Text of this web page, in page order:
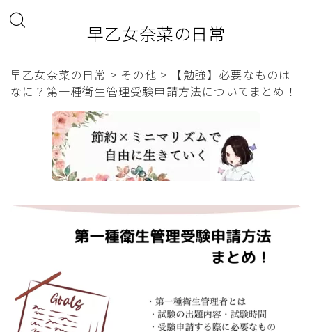
早乙女奈菜の日常
早乙女奈菜の日常 > その他 >
【勉強】必要なものは
なに？第一種衛生管理受験申請方法についてまとめ！